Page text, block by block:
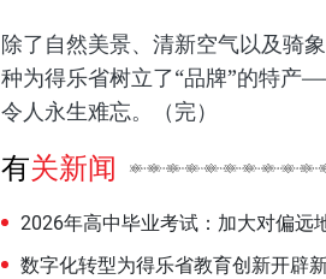
除了自然美景、清新空气以及骑
种为得乐省树立了“品牌”的特产
令人永生难忘。（完）
有关新闻
2026年高中毕业考试：加大对偏远
数字化转型为得乐省教育创新开辟